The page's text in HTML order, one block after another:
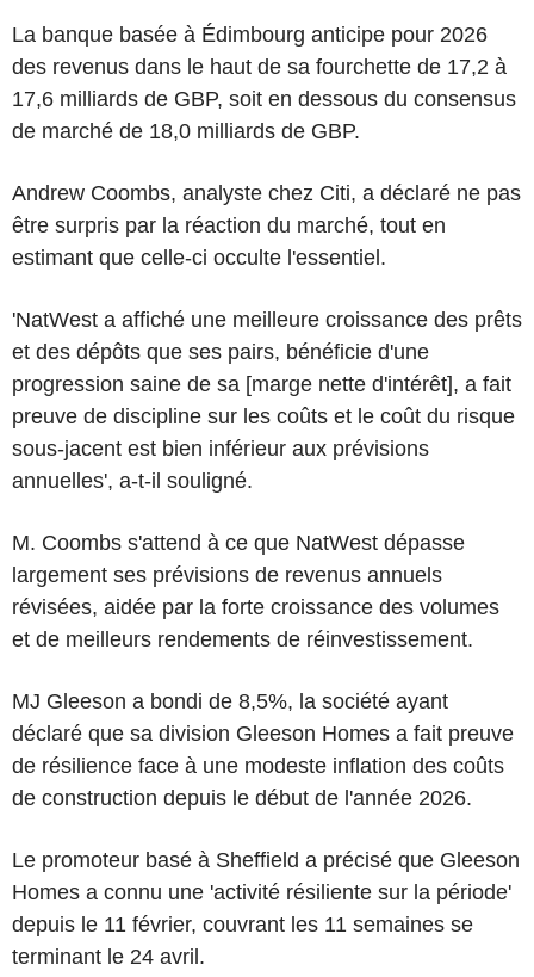
La banque basée à Édimbourg anticipe pour 2026
des revenus dans le haut de sa fourchette de 17,2 à
17,6 milliards de GBP, soit en dessous du consensus
de marché de 18,0 milliards de GBP.
Andrew Coombs, analyste chez Citi, a déclaré ne pas
être surpris par la réaction du marché, tout en
estimant que celle-ci occulte l'essentiel.
'NatWest a affiché une meilleure croissance des prêts
et des dépôts que ses pairs, bénéficie d'une
progression saine de sa [marge nette d'intérêt], a fait
preuve de discipline sur les coûts et le coût du risque
sous-jacent est bien inférieur aux prévisions
annuelles', a-t-il souligné.
M. Coombs s'attend à ce que NatWest dépasse
largement ses prévisions de revenus annuels
révisées, aidée par la forte croissance des volumes
et de meilleurs rendements de réinvestissement.
MJ Gleeson a bondi de 8,5%, la société ayant
déclaré que sa division Gleeson Homes a fait preuve
de résilience face à une modeste inflation des coûts
de construction depuis le début de l'année 2026.
Le promoteur basé à Sheffield a précisé que Gleeson
Homes a connu une 'activité résiliente sur la période'
depuis le 11 février, couvrant les 11 semaines se
terminant le 24 avril.